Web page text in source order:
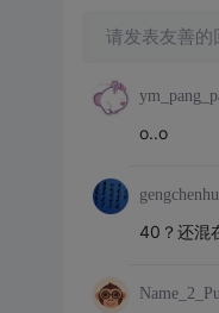
请发表友善
o..o
40？还混